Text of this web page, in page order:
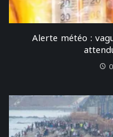
Alerte météo :